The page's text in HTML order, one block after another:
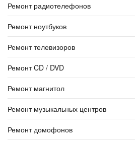
Ремонт радиотелефонов
Ремонт ноутбуков
Ремонт телевизоров
Ремонт CD / DVD
Ремонт магнитол
Ремонт музыкальных центров
Ремонт домофонов